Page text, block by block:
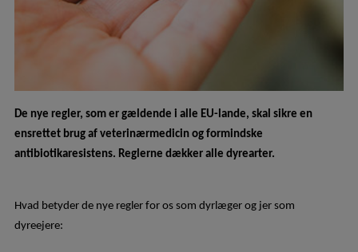
De nye regler, som er gældende i alle EU-lande, skal sikre en
ensrettet brug af veterinærmedicin og formindske
antibiotikaresistens. Reglerne dækker alle dyrearter.
Hvad betyder de nye regler for os som dyrlæger og jer som
dyreejere: